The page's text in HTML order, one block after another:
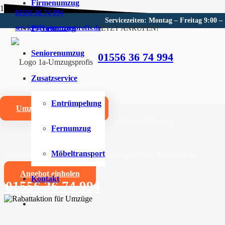
01556 36 74 994
service@1a-umzugsprofis.de
Servicezeiten: Montag – Freitag 9:00 –
JETZT ANRUFEN!
01556 36 74 994
Firmenumzug
Privatumzug
Seniorenumzug
Zusatzservice
Entrümpelung
Fernumzug
Möbeltransport
Kontakt
Umzugskostenrechner
Umzugsunternehmen für
Wir sind Ihr kompetentes Umzugsunternehmen für
Zuverlässige und professionelle Durchführung
Jahrelange Erfahrung und umfangreiches Know-how
Angebot einholen
01556 36 74 994